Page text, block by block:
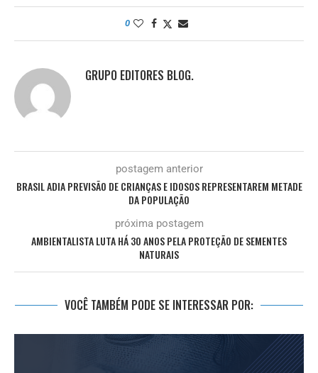
0
GRUPO EDITORES BLOG.
postagem anterior
BRASIL ADIA PREVISÃO DE CRIANÇAS E IDOSOS REPRESENTAREM METADE
DA POPULAÇÃO
próxima postagem
AMBIENTALISTA LUTA HÁ 30 ANOS PELA PROTEÇÃO DE SEMENTES
NATURAIS
VOCÊ TAMBÉM PODE SE INTERESSAR POR: